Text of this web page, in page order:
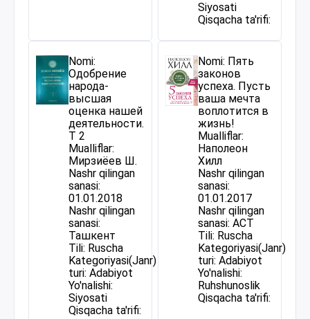
Siyosati
Qisqacha ta'rifi:
Nomi:
Одобрение
народа-
высшая
оценка нашей
деятельности.
Т 2
Mualliflar:
Мирзиёев Ш.
Nashr qilingan
sanasi:
01.01.2018
Nashr qilingan
sanasi:
Ташкент
Tili: Ruscha
Kategoriyasi(Janr)
turi: Adabiyot
Yo'nalishi:
Siyosati
Qisqacha ta'rifi:
Nomi: Пять
законов
успеха. Пусть
ваша мечта
воплотится в
жизнь!
Mualliflar:
Наполеон
Хилл
Nashr qilingan
sanasi:
01.01.2017
Nashr qilingan
sanasi: АСТ
Tili: Ruscha
Kategoriyasi(Janr)
turi: Adabiyot
Yo'nalishi:
Ruhshunoslik
Qisqacha ta'rifi: